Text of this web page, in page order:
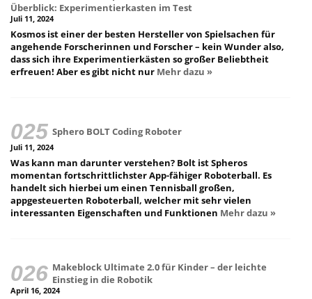
Überblick: Experimentierkasten im Test
Juli 11, 2024
Kosmos ist einer der besten Hersteller von Spielsachen für
angehende Forscherinnen und Forscher – kein Wunder also,
dass sich ihre Experimentierkästen so großer Beliebtheit
erfreuen! Aber es gibt nicht nur Mehr dazu »
Sphero BOLT Coding Roboter
Juli 11, 2024
Was kann man darunter verstehen? Bolt ist Spheros
momentan fortschrittlichster App-fähiger Roboterball. Es
handelt sich hierbei um einen Tennisball großen,
appgesteuerten Roboterball, welcher mit sehr vielen
interessanten Eigenschaften und Funktionen Mehr dazu »
Makeblock Ultimate 2.0 für Kinder – der leichte
Einstieg in die Robotik
April 16, 2024